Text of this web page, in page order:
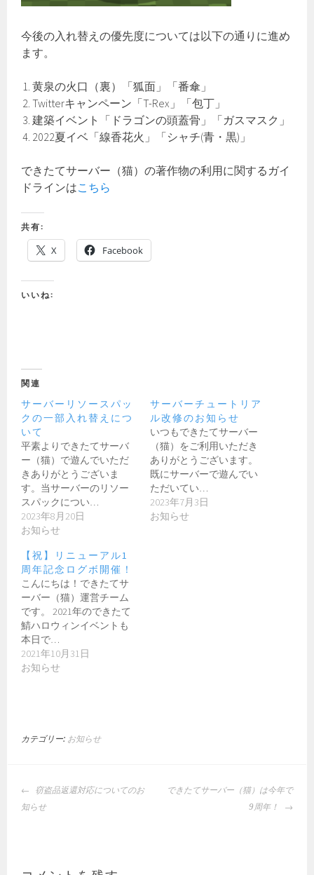
今後の入れ替えの優先度については以下の通りに進め
ます。
黄泉の火口（裏）「狐面」「番傘」
Twitterキャンペーン「T-Rex」「包丁」
建築イベント「ドラゴンの頭蓋骨」「ガスマスク」
2022夏イベ「線香花火」「シャチ(青・黒)」
できたてサーバー（猫）の著作物の利用に関するガイ
ドラインはこちら
共有:
X Facebook
いいね:
関連
サーバーリソースパッ
クの一部入れ替えにつ
いて
平素よりできたてサーバ
ー（猫）で遊んでいただ
きありがとうございま
す。当サーバーのリソー
スパックについ…
2023年8月20日
お知らせ
サーバーチュートリア
ル改修のお知らせ
いつもできたてサーバー
（猫）をご利用いただき
ありがとうございます。
既にサーバーで遊んでい
ただいてい…
2023年7月3日
お知らせ
【祝】リニューアル1
周年記念ログボ開催！
こんにちは！できたてサ
ーバー（猫）運営チーム
です。 2021年のできたて
鯖ハロウィンイベントも
本日で…
2021年10月31日
お知らせ
カテゴリー: お知らせ
投
稿
窃盗品返還対応についてのお
知らせ
できたてサーバー（猫）は今年で
9周年！